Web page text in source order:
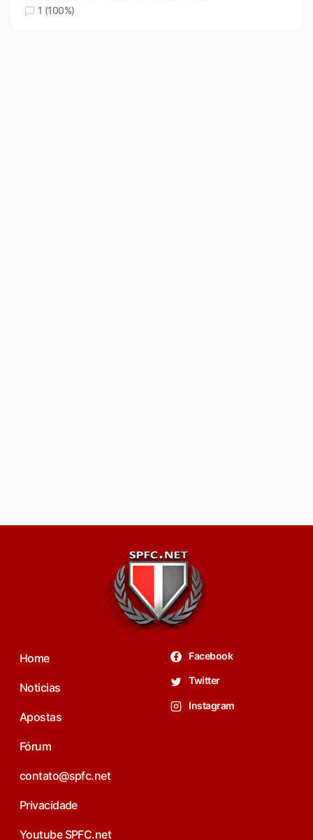
1 (100%)
Home
Noticias
Apostas
Fórum
contato@spfc.net
Privacidade
Youtube SPFC.net
Facebook
Twitter
Instagram